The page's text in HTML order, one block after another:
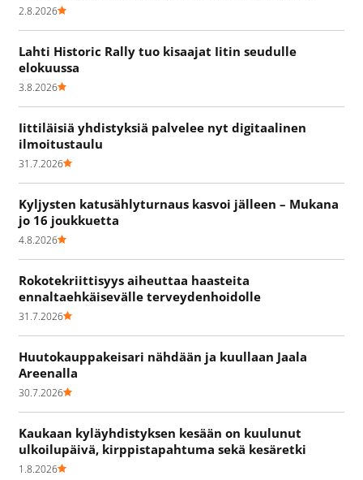
2.8.2026
Lahti Historic Rally tuo kisaajat Iitin seudulle
elokuussa
3.8.2026
Iittiläisiä yhdistyksiä palvelee nyt digitaalinen
ilmoitustaulu
31.7.2026
Kyljysten katusählyturnaus kasvoi jälleen – Mukana
jo 16 joukkuetta
4.8.2026
Rokotekriittisyys aiheuttaa haasteita
ennaltaehkäisevälle terveydenhoidolle
31.7.2026
Huutokauppakeisari nähdään ja kuullaan Jaala
Areenalla
30.7.2026
Kaukaan kyläyhdistyksen kesään on kuulunut
ulkoilupäivä, kirppistapahtuma sekä kesäretki
1.8.2026